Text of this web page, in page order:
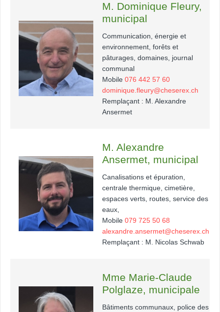
M. Dominique Fleury,
municipal
Communication, énergie et
environnement, forêts et
pâturages, domaines, journal
communal
Mobile 076 442 57 60
dominique.fleury@cheserex.ch
Remplaçant : M. Alexandre
Ansermet
M. Alexandre
Ansermet, municipal
Canalisations et épuration,
centrale thermique, cimetière,
espaces verts, routes, service des
eaux,
Mobile 079 725 50 68
alexandre.ansermet@cheserex.ch
Remplaçant : M. Nicolas Schwab
Mme Marie-Claude
Polglaze, municipale
Bâtiments communaux, police des